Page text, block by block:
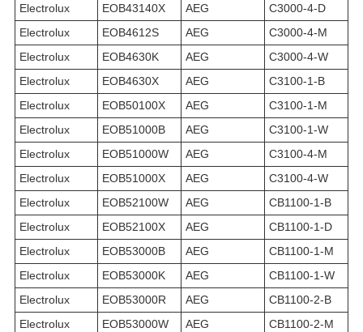
Electrolux
EOB43140X AEG
C3000-4-D
Electrolux
EOB4612S AEG
C3000-4-M
Electrolux
EOB4630K AEG
C3000-4-W
Electrolux
EOB4630X AEG
C3100-1-B
Electrolux
EOB50100X AEG
C3100-1-M
Electrolux
EOB51000B AEG
C3100-1-W
Electrolux
EOB51000W AEG
C3100-4-M
Electrolux
EOB51000X AEG
C3100-4-W
Electrolux
EOB52100W AEG
CB1100-1-B
Electrolux
EOB52100X AEG
CB1100-1-D
Electrolux
EOB53000B AEG
CB1100-1-M
Electrolux
EOB53000K AEG
CB1100-1-W
Electrolux
EOB53000R AEG
CB1100-2-B
Electrolux
EOB53000W AEG
CB1100-2-M